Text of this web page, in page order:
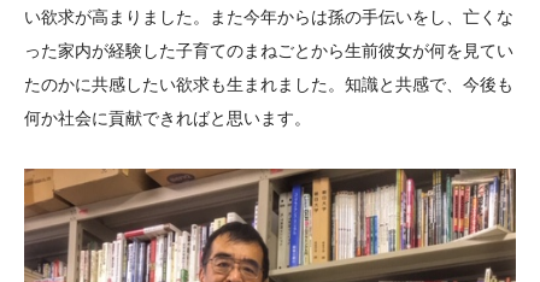
い欲求が高まりました。また今年からは孫の手伝いをし、亡くな
った家内が経験した子育てのまねごとから生前彼女が何を見てい
たのかに共感したい欲求も生まれました。知識と共感で、今後も
何か社会に貢献できればと思います。